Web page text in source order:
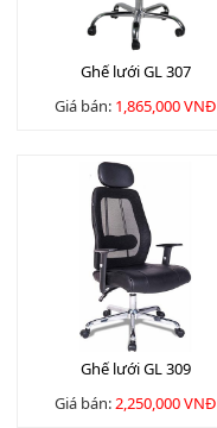
Ghế lưới GL 307
Giá bán: 1,865,000 VNĐ
Ghế lưới GL 309
Giá bán:2,250,000 VNĐ